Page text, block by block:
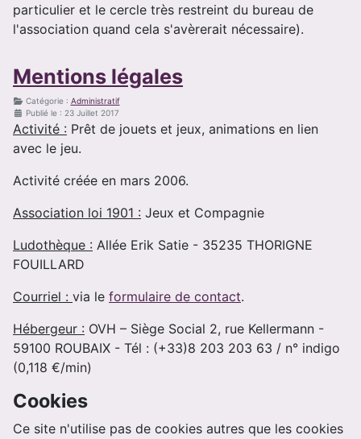
particulier et le cercle très restreint du bureau de
l'association quand cela s'avèrerait nécessaire).
Mentions légales
Catégorie : Administratif
Publié le : 23 Juillet 2017
Activité : Prêt de jouets et jeux, animations en lien
avec le jeu.
Activité créée en mars 2006.
Association loi 1901 : Jeux et Compagnie
Ludothèque : Allée Erik Satie - 35235 THORIGNE
FOUILLARD
Courriel : via le formulaire de contact.
Hébergeur : OVH – Siège Social 2, rue Kellermann -
59100 ROUBAIX - Tél : (+33)8 203 203 63 / n° indigo
(0,118 €/min)
Cookies
Ce site n'utilise pas de cookies autres que les cookies